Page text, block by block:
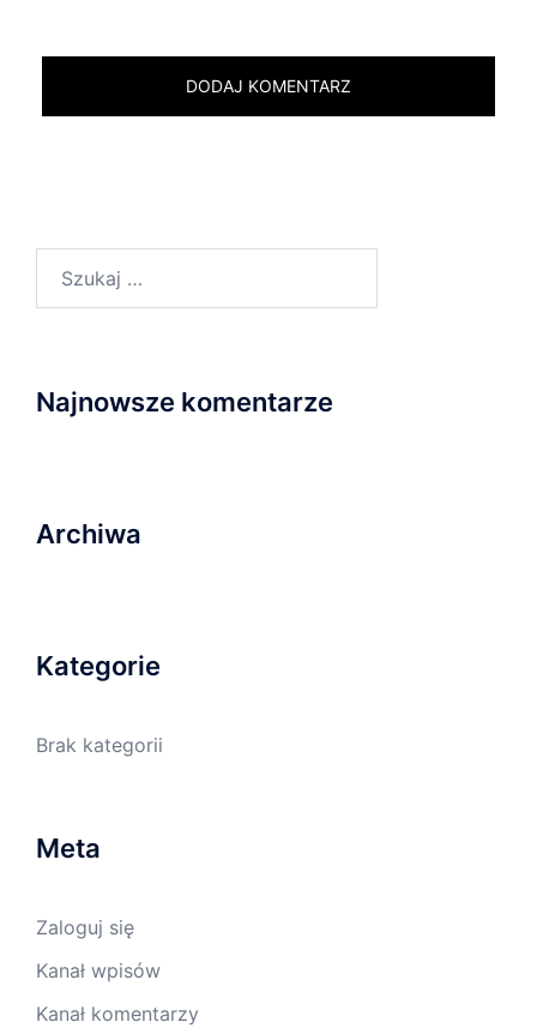
Najnowsze komentarze
Archiwa
Kategorie
Brak kategorii
Meta
Zaloguj się
Kanał wpisów
Kanał komentarzy